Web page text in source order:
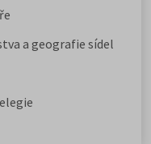
a geografie sídel